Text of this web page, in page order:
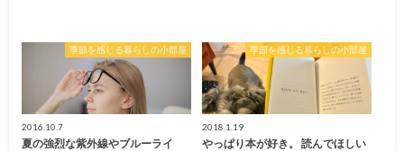
季節を感じる暮らしの小部屋
2016.10.7
夏の強烈な紫外線やブルーライ
季節を感じる暮らしの小部屋
2018.1.19
やっぱり本が好き。 読んでほしい